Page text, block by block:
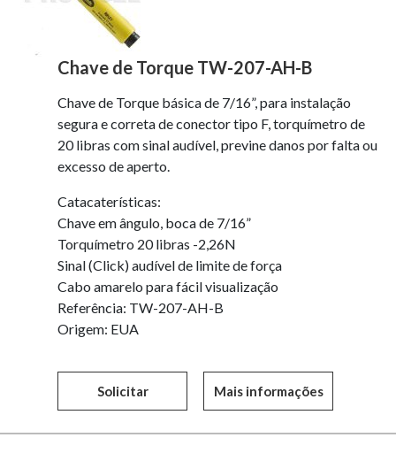
Chave de Torque TW-207-AH-B
Chave de Torque básica de 7/16”, para instalação
segura e correta de conector tipo F, torquímetro de
20 libras com sinal audível, previne danos por falta ou
excesso de aperto.
Catacaterísticas:
Chave em ângulo, boca de 7/16”
Torquímetro 20 libras -2,26N
Sinal (Click) audível de limite de força
Cabo amarelo para fácil visualização
Referência: TW-207-AH-B
Origem: EUA
Solicitar Mais informações